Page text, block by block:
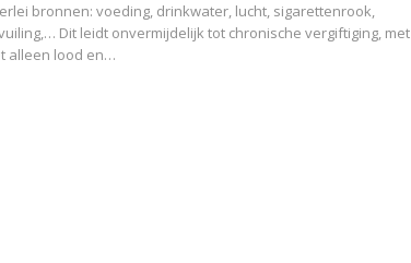
bronnen: voeding, drinkwater, lucht, sigarettenrook,
Dit leidt onvermijdelijk tot chronische vergiftiging, met
alleen lood en…